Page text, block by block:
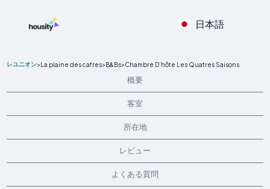
日本語
レユニオン>La plaine des cafres>B&Bs>Chambre D’hôte Les Quatres Saisons
概要
客室
所在地
レビュー
よくある質問